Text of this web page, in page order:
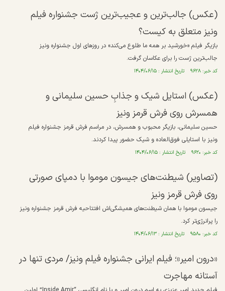
(عکس) جالب‌ترین و عجیب‌ترین ژست جشنواره فیلم
ونیز متعلق به کیست؟
بازیگر فیلم «خورشید بر همه ما طلوع می‌کند» در روزهای اول جشنواره ونیز
جالب‌ترین ژست را برای عکاسان گرفت.
کد خبر: ۹۶۲۸ تاریخ انتشار : ۱۴۰۴/۰۶/۱۵
(عکس) استایل شیک و جذابِ حسین سلیمانی و
همسرش روی فرش قرمز ونیز
حسین سلیمانی، بازیگر محبوب و همسرش، در مراسم فرش قرمز جشنواره فیلم
ونیز با استایلی فوق‌العاده و شیک حضور پیدا کردند.
کد خبر: ۹۶۲۰ تاریخ انتشار : ۱۴۰۴/۰۶/۱۵
(تصاویر) شیطنت‌های جیسون موموا با دمپای صورتی
روی فرش قرمز ونیز
جیسون موموا با همان شیطنت‌های همیشگی‌اش افتتاحیه فرش قرمز جشنواره ونیز
را پرانرژی‌تر کرد.
کد خبر: ۹۵۸۰ تاریخ انتشار : ۱۴۰۴/۰۶/۱۳
«درون امیر»؛ فیلم ایرانی جشنواره فیلم ونیز/ مردی تنها در
آستانه مهاجرت